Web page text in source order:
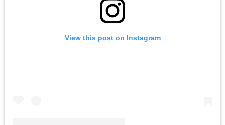
View this post on Instagram